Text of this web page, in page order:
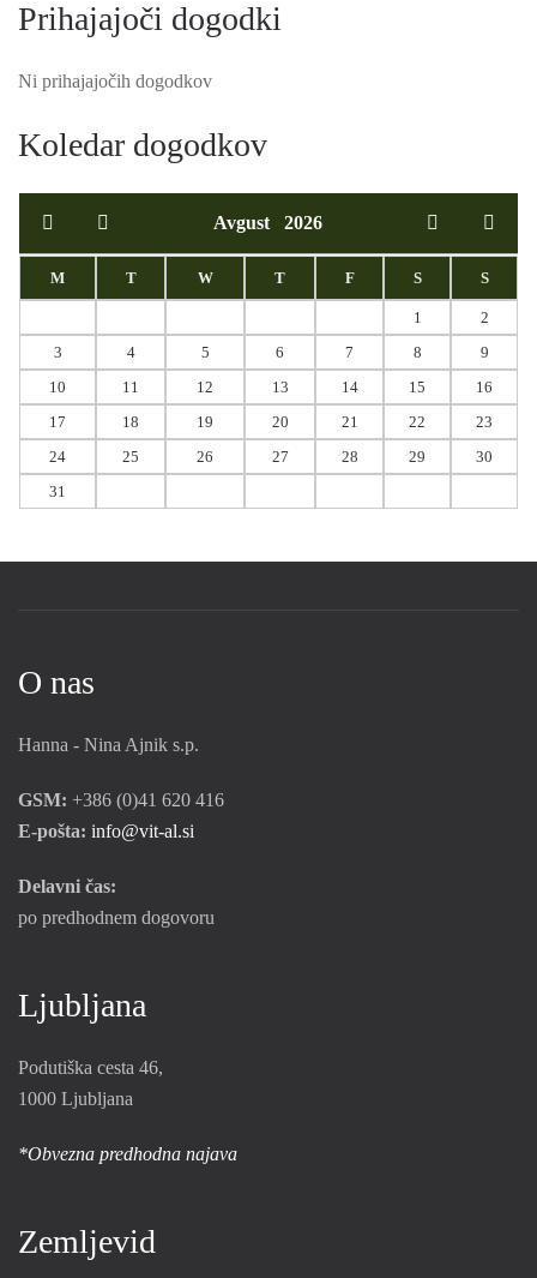
Prihajajoči dogodki
Ni prihajajočih dogodkov
Koledar dogodkov
Avgust 2026
M T W T F S S
1
2
3
4 5 6 7 8
9
10
11 12 13 14 15
16
17
18 19 20 21 22
23
24
25 26 27 28 29
30
31
O nas
Hanna - Nina Ajnik s.p.
GSM: +386 (0)41 620 416
E-pošta: info@vit-al.si
Delavni čas:
po predhodnem dogovoru
Ljubljana
Podutiška cesta 46,
1000 Ljubljana
*Obvezna predhodna najava
Zemljevid